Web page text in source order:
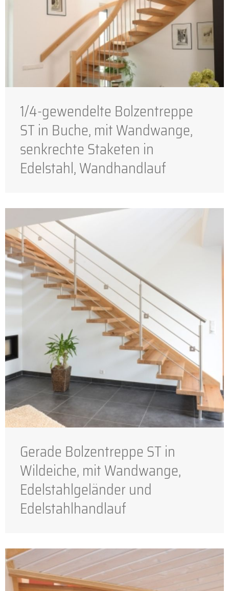
1/4-gewendelte Bolzentreppe
ST in Buche, mit Wandwange,
senkrechte Staketen in
Edelstahl, Wandhandlauf
Gerade Bolzentreppe ST in
Wildeiche, mit Wandwange,
Edelstahlgeländer und
Edelstahlhandlauf